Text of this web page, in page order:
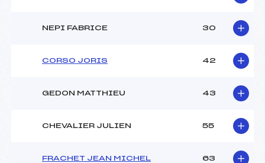
NEPI FABRICE 30
CORSO JORIS 42
GEDON MATTHIEU 43
CHEVALIER JULIEN 55
FRACHET JEAN MICHEL 63